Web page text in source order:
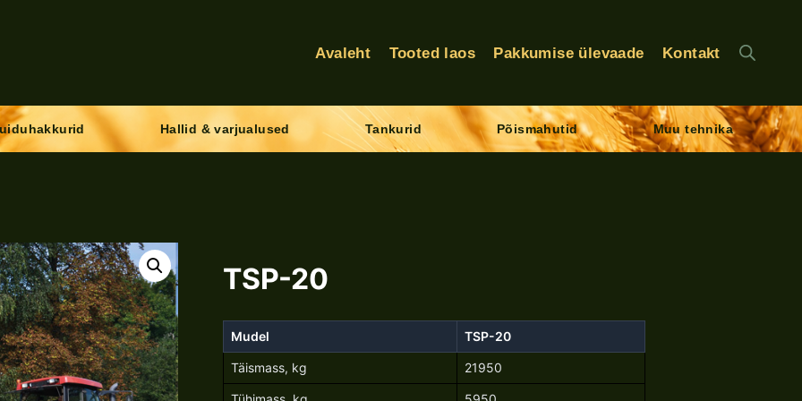
Avaleht Tooted laos Pakkumise ülevaade Kontakt
Hallid & varjualused Tankurid Põismahutid Muu tehnika
TSP-20
Mudel TSP-20
Täismass, kg 21950